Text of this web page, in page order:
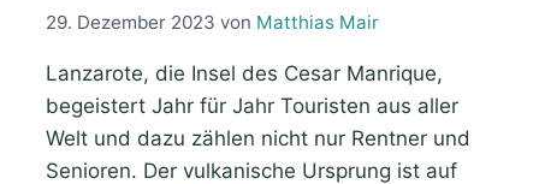
29. Dezember 2023 von Matthias Mair
Lanzarote, die Insel des Cesar Manrique,
begeistert Jahr für Jahr Touristen aus aller
Welt und dazu zählen nicht nur Rentner und
Senioren. Der vulkanische Ursprung ist auf